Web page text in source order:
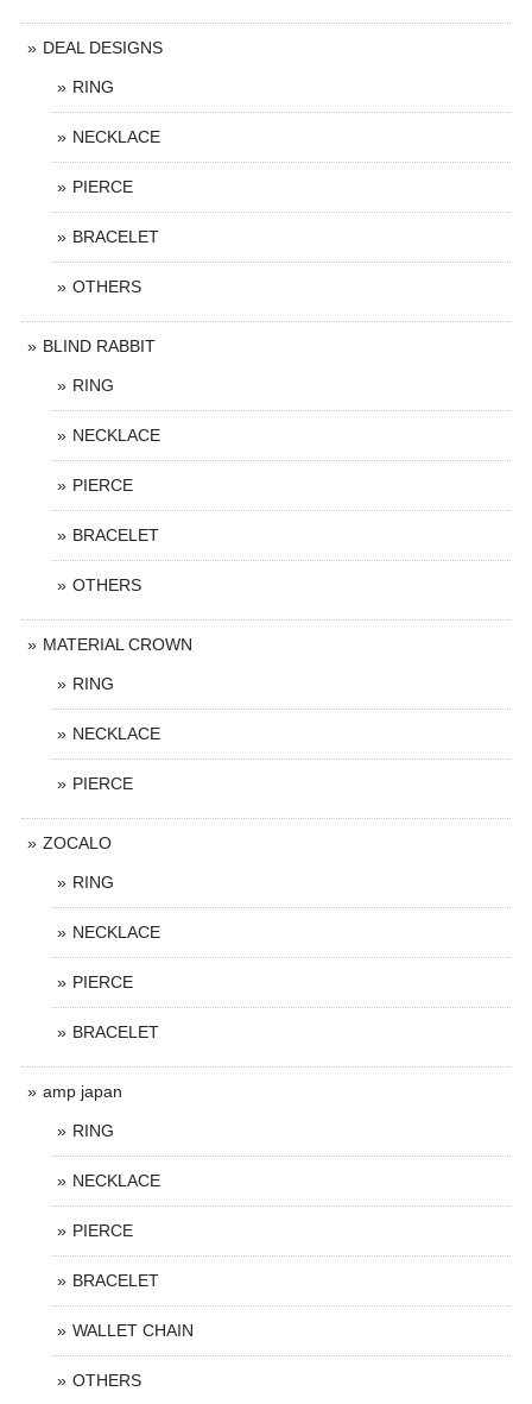
DEAL DESIGNS
RING
NECKLACE
PIERCE
BRACELET
OTHERS
BLIND RABBIT
RING
NECKLACE
PIERCE
BRACELET
OTHERS
MATERIAL CROWN
RING
NECKLACE
PIERCE
ZOCALO
RING
NECKLACE
PIERCE
BRACELET
amp japan
RING
NECKLACE
PIERCE
BRACELET
WALLET CHAIN
OTHERS